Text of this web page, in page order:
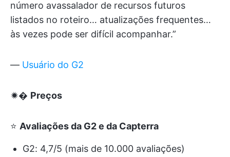
número avassalador de recursos futuros
listados no roteiro… atualizações frequentes…
às vezes pode ser difícil acompanhar.”
— Usuário do G2
🟒� Preços
⭐ Avaliações da G2 e da Capterra
G2: 4,7/5 (mais de 10.000 avaliações)